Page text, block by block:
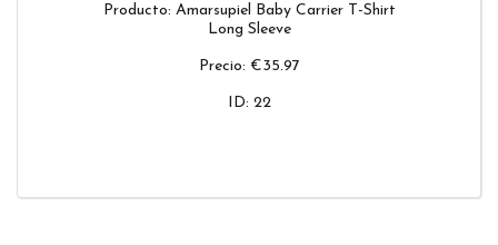
Producto: Amarsupiel Baby Carrier T-Shirt
Long Sleeve
Precio: €35.97
ID: 22